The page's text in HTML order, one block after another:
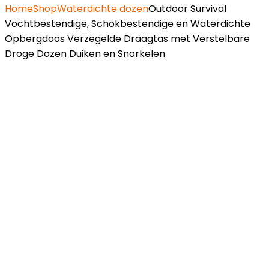
HomeShopWaterdichte dozenOutdoor Survival
Vochtbestendige, Schokbestendige en Waterdichte
Opbergdoos Verzegelde Draagtas met Verstelbare
Droge Dozen Duiken en Snorkelen